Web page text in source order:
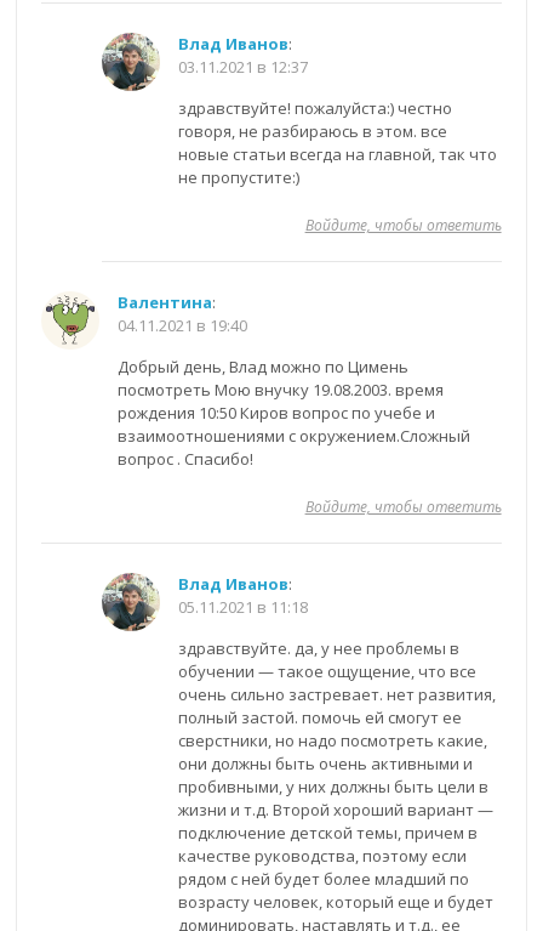
Влад Иванов:
03.11.2021 в 12:37
здравствуйте! пожалуйста:) честно
говоря, не разбираюсь в этом. все
новые статьи всегда на главной, так что
не пропустите:)
Войдите, чтобы ответить
Валентина:
04.11.2021 в 19:40
Добрый день, Влад можно по Цимень
посмотреть Мою внучку 19.08.2003. время
рождения 10:50 Киров вопрос по учебе и
взаимоотношениями с окружением.Сложный
вопрос . Спасибо!
Войдите, чтобы ответить
Влад Иванов:
05.11.2021 в 11:18
здравствуйте. да, у нее проблемы в
обучении — такое ощущение, что все
очень сильно застревает. нет развития,
полный застой. помочь ей смогут ее
сверстники, но надо посмотреть какие,
они должны быть очень активными и
пробивными, у них должны быть цели в
жизни и т.д. Второй хороший вариант —
подключение детской темы, причем в
качестве руководства, поэтому если
рядом с ней будет более младший по
возрасту человек, который еще и будет
доминировать, наставлять и т.д., ее